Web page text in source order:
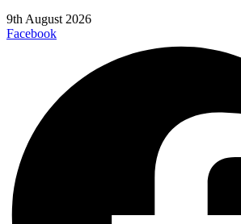
9th August 2026
Facebook